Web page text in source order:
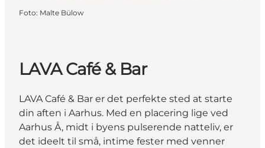
Foto: Malte Bülow
LAVA Café & Bar
LAVA Café & Bar er det perfekte sted at starte
din aften i Aarhus. Med en placering lige ved
Aarhus Å, midt i byens pulserende natteliv, er
det ideelt til små, intime fester med venner